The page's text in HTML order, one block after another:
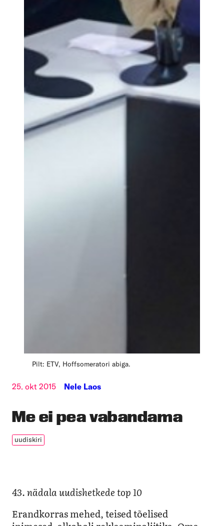
Pilt: ETV, Hoffsomeratori abiga.
Me ei pea vabandama
25. okt 2015 Nele Laos
uudiskiri
43. nädala uudishetkede top 10
Erandkorras mehed, teised tõelised